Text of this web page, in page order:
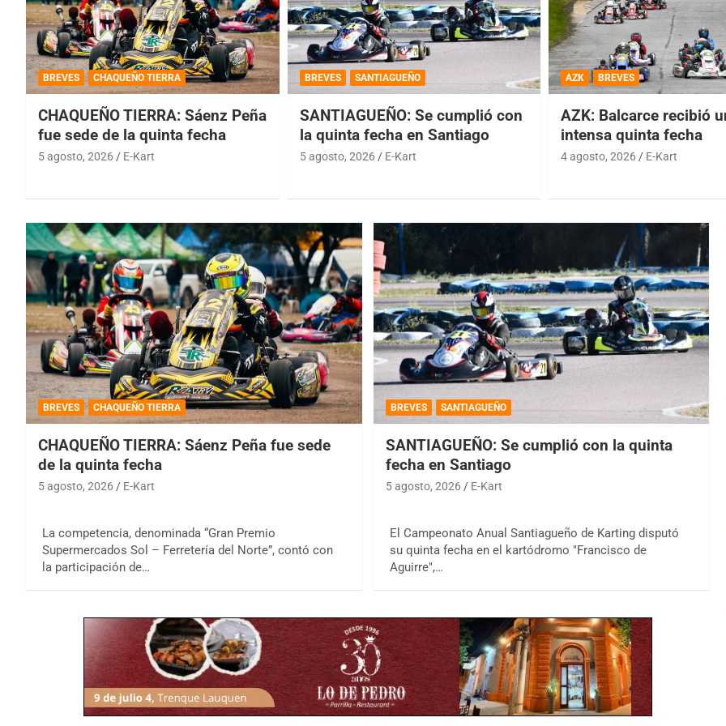
BREVES CHAQUEÑO TIERRA
CHAQUEÑO TIERRA: Sáenz Peña
fue sede de la quinta fecha
5 agosto, 2026 E-Kart
BREVES SANTIAGUEÑO
SANTIAGUEÑO: Se cumplió con
la quinta fecha en Santiago
5 agosto, 2026 E-Kart
AZK BREVES
AZK: Balcarce recibió
intensa quinta fecha
4 agosto, 2026 E-Kart
BREVES CHAQUEÑO TIERRA
CHAQUEÑO TIERRA: Sáenz Peña fue sede
de la quinta fecha
5 agosto, 2026 E-Kart
La competencia, denominada “Gran Premio
Supermercados Sol – Ferretería del Norte”, contó con
la participación de…
BREVES SANTIAGUEÑO
SANTIAGUEÑO: Se cumplió con la quinta
fecha en Santiago
5 agosto, 2026 E-Kart
El Campeonato Anual Santiagueño de Karting disputó
su quinta fecha en el kartódromo "Francisco de
Aguirre",…